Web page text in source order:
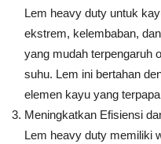
Lem heavy duty untuk
ekstrem, kelembaban,
yang mudah terpengaruh
suhu. Lem ini bertahan
elemen kayu yang
Meningkatkan Efisiensi
Lem heavy duty memiliki